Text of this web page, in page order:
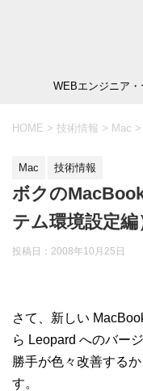
WEBエンジニア
HOME > 技術情報 > Mac >
Mac 技術情報
ボクの
テム環境設定編
投稿日： 2008年10月25日
さて、新しい
ら Leopard へのバー
勝手が色々改善する
す。